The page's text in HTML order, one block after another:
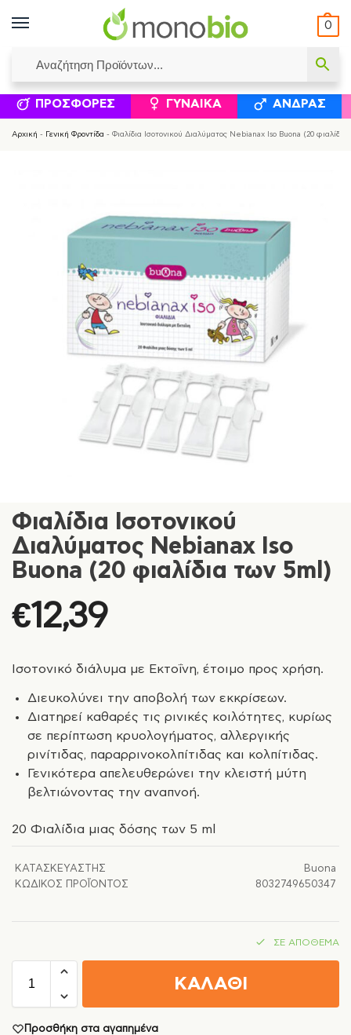
0
ΙΣΟΛΟΓΙΣΜΟΊ ΕΛΕΆΝΝΑ ΧΡΙΣΤΙΝΆΚΗ ΕΠΙΚΟΙΝΩΝΊΑ
ΣΥΜΠΛΗΡΏΜΑΤΑ ΔΙΑΤΡΟΦΉΣ ΦΥΣΙΚΆ
ΠΡΟΣΦΟΡΈΣ ΓΥΝΑΊΚΑ ΆΝΔΡΑΣ
Αρχική - Γενική Φροντίδα - Φιαλίδια Ισοτονικού Διαλύματος Nebianax Iso Buona (20
Φιαλίδια Ισοτονικού
Διαλύματος Nebianax Iso
Buona (20 φιαλίδια των 5ml)
€12,39
Ισοτονικό διάλυμα με Εκτοΐνη, έτοιμο προς χρήση.
Διευκολύνει την αποβολή των εκκρίσεων.
Διατηρεί καθαρές τις ρινικές κοιλότητες, κυρίως
σε περίπτωση κρυολογήματος, αλλεργικής
ρινίτιδας, παραρρινοκολπίτιδας και κολπίτιδας.
Γενικότερα απελευθερώνει την κλειστή μύτη
βελτιώνοντας την αναπνοή.
20 Φιαλίδια μιας δόσης των 5 ml
ΚΑΤΑΣΚΕΥΑΣΤΉΣ
Buona
ΚΩΔΙΚΌΣ ΠΡΟΪΌΝΤΟΣ
8032749650347
ΣΕ ΑΠΌΘΕΜΑ
ΚΑΛΑΘΙ
Προσθήκη στα αγαπημένα